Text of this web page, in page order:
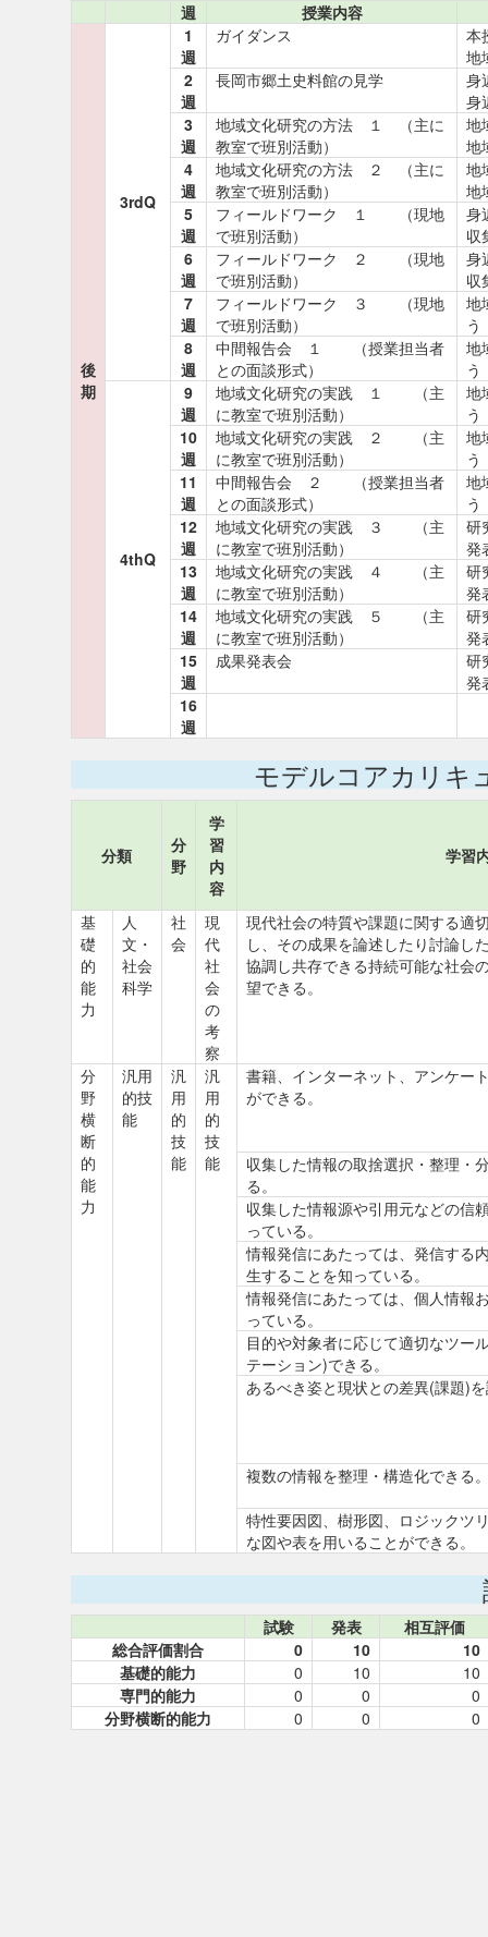
週 授業内容
後
期
3rdQ
1
週
ガイダンス
本
地
2
週
長岡市郷土史料館の見学
身
身
3
週
地域文化研究の方法 １ （主に
教室で班別活動）
地
地
4
週
地域文化研究の方法 ２ （主に
教室で班別活動）
地
地
5
週
フィールドワーク １ （現地
で班別活動）
身
収
6
週
フィールドワーク ２ （現地
で班別活動）
身
収
7
週
フィールドワーク ３ （現地
で班別活動）
地
う
8
週
中間報告会 １ （授業担当者
との面談形式）
地
う
4thQ
9
週
地域文化研究の実践 １ （主
に教室で班別活動）
地
う
10
週
地域文化研究の実践 ２ （主
に教室で班別活動）
地
う
11
週
中間報告会 ２ （授業担当者
との面談形式）
地
う
12
週
地域文化研究の実践 ３ （主
に教室で班別活動）
研
発
13
週
地域文化研究の実践 ４ （主
に教室で班別活動）
研
発
14
週
地域文化研究の実践 ５ （主
に教室で班別活動）
研
発
15
週
成果発表会
研
発
16
週
モデルコアカリキ
分類
分
野
学
習
内
容
学習
基
礎
的
能
力
人
文・
社会
科学
社
会
現
代
社
会
の
考
察
現代社会の特質や課題に関する適
し、その成果を論述したり討論し
協調し共存できる持続可能な社会
望できる。
分
野
横
断
的
能
力
汎用
的技
能
汎
用
的
技
能
汎
用
的
技
能
書籍、インターネット、アンケー
ができる。
収集した情報の取捨選択・整理・
る。
収集した情報源や引用元などの信
っている。
情報発信にあたっては、発信する
生することを知っている。
情報発信にあたっては、個人情報
っている。
目的や対象者に応じて適切なツー
テーション)できる。
あるべき姿と現状との差異(課題)
複数の情報を整理・構造化できる
特性要因図、樹形図、ロジックツ
な図や表を用いることができる。
試験 発表
相互評価
総合評価割合
0 10
10
基礎的能力
0 10
10
専門的能力
0 0
0
分野横断的能力
0 0 0